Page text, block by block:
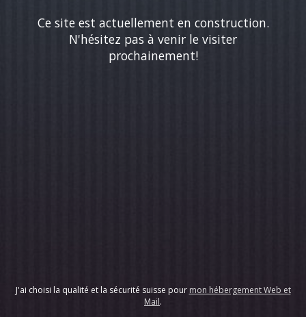
Ce site est actuellement en construction.
N'hésitez pas à venir le visiter
prochainement!
J'ai choisi la qualité et la sécurité suisse pour mon hébergement Web et
Mail.